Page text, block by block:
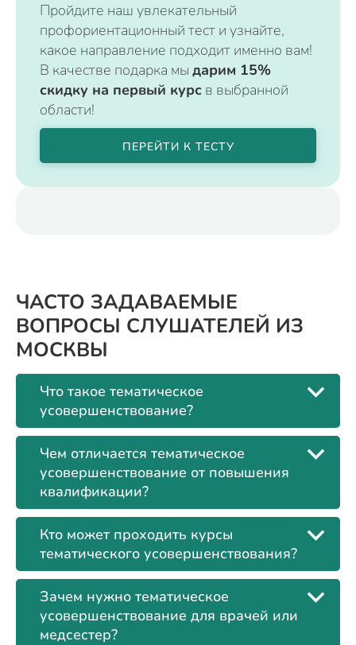
Пройдите наш увлекательный
профориентационный тест и узнайте,
какое направление подходит именно вам!
В качестве подарка мы дарим 15%
скидку на первый курс в выбранной
области!
ПЕРЕЙТИ К ТЕСТУ
ЧАСТО ЗАДАВАЕМЫЕ
ВОПРОСЫ СЛУШАТЕЛЕЙ ИЗ
МОСКВЫ
Что такое тематическое
усовершенствование?
Чем отличается тематическое
усовершенствование от повышения
квалификации?
Кто может проходить курсы
тематического усовершенствования?
Зачем нужно тематическое
усовершенствование для врачей или
медсестер?